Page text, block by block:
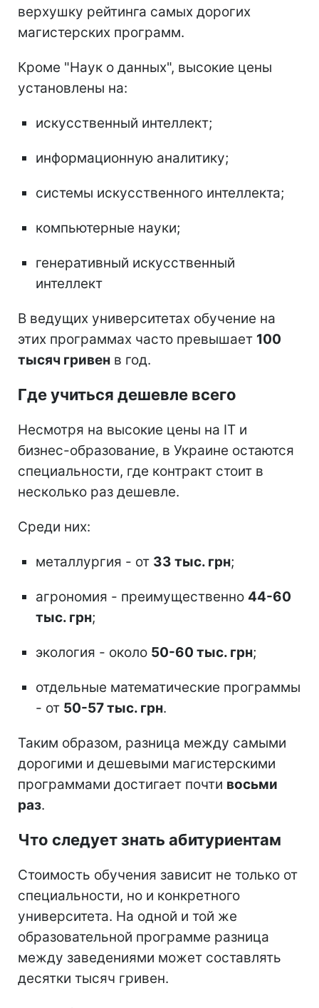
верхушку рейтинга самых дорогих
магистерских программ.
Кроме "Наук о данных", высокие цены
установлены на:
искусственный интеллект;
информационную аналитику;
системы искусственного интеллекта;
компьютерные науки;
генеративный искусственный
интеллект
В ведущих университетах обучение на
этих программах часто превышает 100
тысяч гривен в год.
Где учиться дешевле всего
Несмотря на высокие цены на ІТ и
бизнес-образование, в Украине остаются
специальности, где контракт стоит в
несколько раз дешевле.
Среди них:
металлургия - от 33 тыс. грн;
агрономия - преимущественно 44-60
тыс. грн;
экология - около 50-60 тыс. грн;
отдельные математические программы
- от 50-57 тыс. грн.
Таким образом, разница между самыми
дорогими и дешевыми магистерскими
программами достигает почти восьми
раз.
Что следует знать абитуриентам
Стоимость обучения зависит не только от
специальности, но и конкретного
университета. На одной и той же
образовательной программе разница
между заведениями может составлять
десятки тысяч гривен.